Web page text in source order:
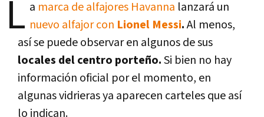
L a marca de alfajores Havanna lanzará un
nuevo alfajor con Lionel Messi.Al menos,
así se puede observar en algunos de sus
locales del centro porteño.Si bien no hay
información oficial por el momento, en
algunas vidrieras ya aparecen carteles que así
lo indican.